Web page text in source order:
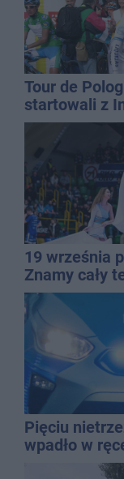
Tour de
startowali z
19 września
Znamy cały
Pięciu
wpadło w